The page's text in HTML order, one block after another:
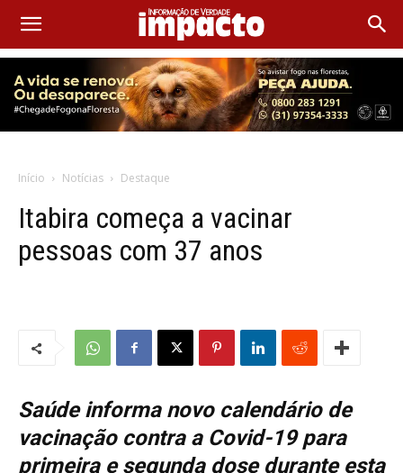
Início Notícias Destaque
Itabira começa a vacinar
pessoas com 37 anos
Saúde informa novo calendário de
vacinação contra a Covid-19 para
primeira e segunda dose durante esta